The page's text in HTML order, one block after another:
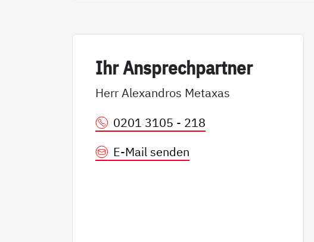
Ihr An­sp­rech­part­ner
Herr Alexandros Metaxas
0201 3105 - 218
E-Mail senden